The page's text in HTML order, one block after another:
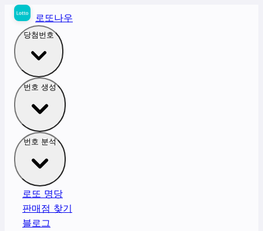
로또나우
당첨번호
번호 생성
번호 분석
로또 명당
판매점 찾기
블로그